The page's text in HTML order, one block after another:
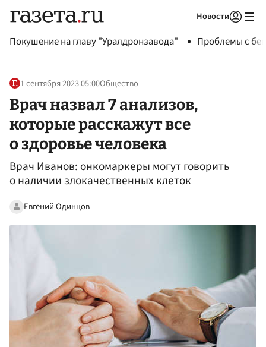
Новости
Покушение на главу "Уралдронзавода" Проблемы с
1 сентября 2023 05:00Общество
Врач назвал 7 анализов,
которые расскажут все
о здоровье человека
Врач Иванов: онкомаркеры могут говорить
о наличии злокачественных клеток
Евгений Одинцов